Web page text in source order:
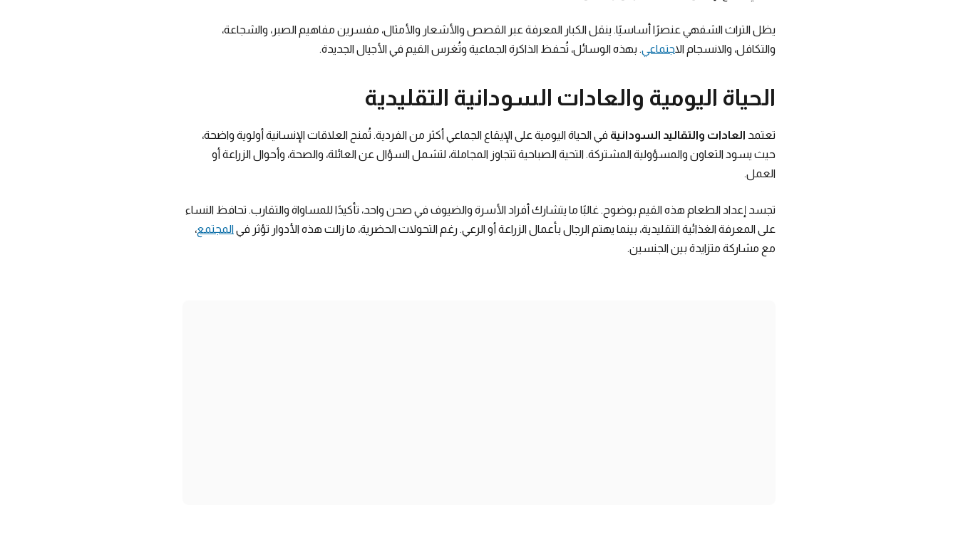
يظل التراث الشفهي عنصرًا أساسيًا. ينقل الكبار المعرفة عبر القصص والأشعار والأمثال، مفسرين مفاهيم الصبر، والشجاعة،
والتكافل، والانسجام الاجتماعي. بهذه الوسائل، تُحفظ الذاكرة الجماعية وتُغرس القيم في الأجيال الجديدة.
الحياة اليومية والعادات السودانية التقليدية
تعتمد العادات والتقاليد السودانية في الحياة اليومية على الإيقاع الجماعي أكثر من الفردية. تُمنح العلاقات الإنسانية أولوية واضحة،
حيث يسود التعاون والمسؤولية المشتركة. التحية الصباحية تتجاوز المجاملة، لتشمل السؤال عن العائلة، والصحة، وأحوال الزراعة أو
العمل.
تجسد إعداد الطعام هذه القيم بوضوح. غالبًا ما يتشارك أفراد الأسرة والضيوف في صحن واحد، تأكيدًا للمساواة والتقارب. تحافظ النساء
على المعرفة الغذائية التقليدية، بينما يهتم الرجال بأعمال الزراعة أو الرعي. رغم التحولات الحضرية، ما زالت هذه الأدوار تؤثر في المجتمع،
مع مشاركة متزايدة بين الجنسين.